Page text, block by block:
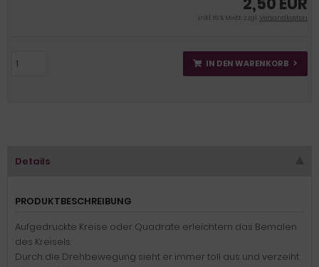
inkl. 19 % MwSt. zzgl.Versandkosten
IN DEN WARENKORB
Details
PRODUKTBESCHREIBUNG
Aufgedruckte Kreise oder Quadrate erleichtern das Bemalen
des Kreisels.
Durch die Drehbewegung sieht er immer toll aus und verzeiht